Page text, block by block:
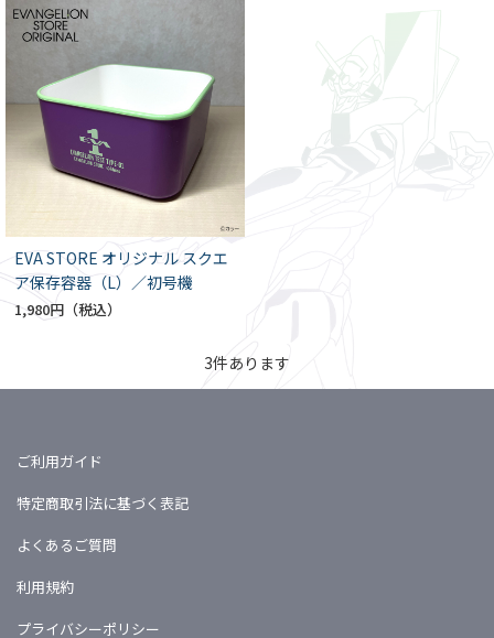
EVA STORE オリジナル スクエ
ア保存容器（L）／初号機
1,980円
3件あります
ご利用ガイド
特定商取引法に基づく表記
よくあるご質問
利用規約
プライバシーポリシー